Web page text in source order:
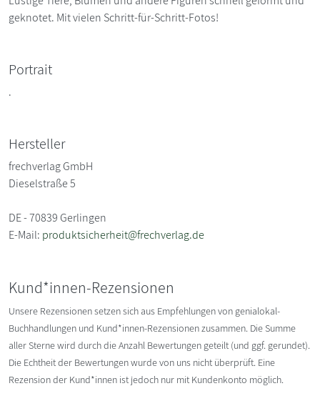
geknotet. Mit vielen Schritt-für-Schritt-Fotos!
Portrait
.
Hersteller
frechverlag GmbH
Dieselstraße 5
DE - 70839 Gerlingen
E-Mail: produktsicherheit@frechverlag.de
Kund*innen-Rezensionen
Unsere Rezensionen setzen sich aus Empfehlungen von genialokal-
Buchhandlungen und Kund*innen-Rezensionen zusammen. Die Summe
aller Sterne wird durch die Anzahl Bewertungen geteilt (und ggf. gerundet).
Die Echtheit der Bewertungen wurde von uns nicht überprüft. Eine
Rezension der Kund*innen ist jedoch nur mit Kundenkonto möglich.